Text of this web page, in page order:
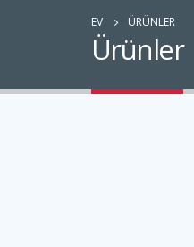
EV ÜRÜNLER
Ürünler